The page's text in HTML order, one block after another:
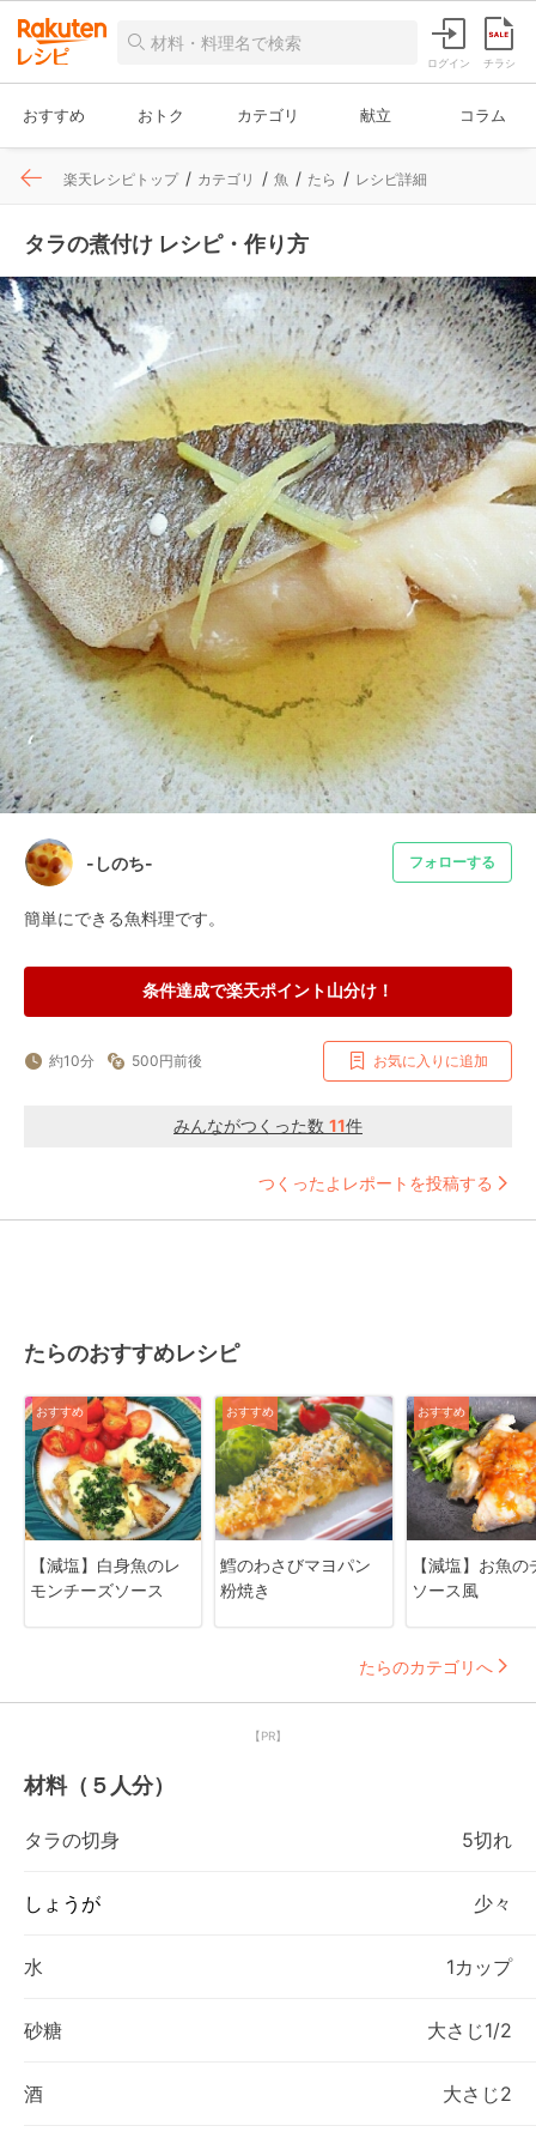
ログイン チラシ
おすすめ おトク カテゴリ 献立 コラム
楽天レシピトップ カテゴリ 魚 たら レシピ詳細
タラの煮付け レシピ・作り方
-しのち- フォローする
簡単にできる魚料理です。
条件達成で楽天ポイント山分け！
約10分 500円前後 お気に入りに追加
みんながつくった数 11件
つくったよレポートを投稿する
たらのおすすめレシピ
おすすめ
【減塩】白身魚のレ
モンチーズソース
おすすめ
鱈のわさびマヨパン
粉焼き
おすすめ
【減塩】お魚の
ソース風
たらのカテゴリへ
【PR】
材料（５人分）
タラの切身 5切れ
しょうが 少々
水 1カップ
砂糖 大さじ1/2
酒 大さじ2